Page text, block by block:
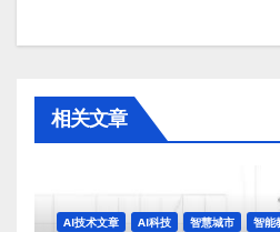
相关文章
AI技术文章 AI科技 智慧城市 智能